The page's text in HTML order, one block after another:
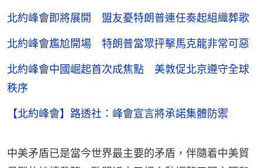
北約峰會即將展開 盟友憂特朗普連任奏起組織葬歌
北約峰會尷尬開場 特朗普當眾抨擊馬克龍非常可惡
北約峰會中國崛起首次成焦點 美敦促北京遵守全球
秩序
【北約峰會】路透社：峰會宣言將承諾集體防禦
中美矛盾已是當今世界最主要的矛盾，伴隨着中美貿